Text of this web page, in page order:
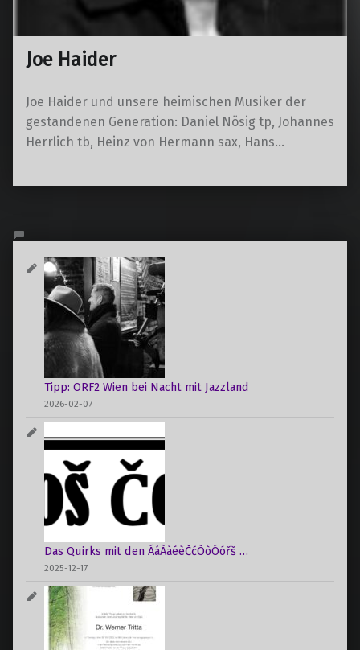
Joe Haider
Joe Haider und unsere heimischen Musiker der
gestandenen Generation: Daniel Nösig tp, Johannes
Herrlich tb, Heinz von Hermann sax, Hans…
Tipp: ORF2 Wien bei Nacht mit Jazzland
2026-02-07
Das Quirks mit den ÁáÀàéèČćÒòÓóřš …
2025-12-17